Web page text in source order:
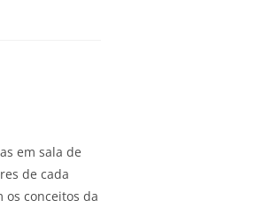
em sala de
de cada
os conceitos da